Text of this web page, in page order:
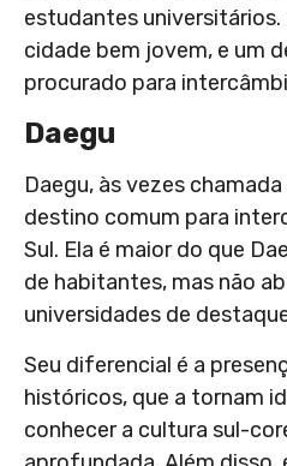
estudantes universitários.
cidade bem jovem, e um
procurado para
Daegu
Daegu, às vezes
destino comum para
Sul. Ela é maior do que
de habitantes, mas não
universidades de
Seu diferencial é a
históricos, que a tornam
conhecer a cultura sul-